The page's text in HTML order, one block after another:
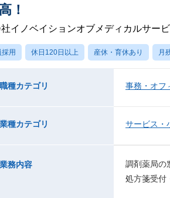
！
イノベイションオブメディカルサー
採用 休日120日以上 産休・育休あり 月
職種カテゴリ 事務・オフ
業種カテゴリ サービス・
業務内容
調剤薬局の
処方箋受付